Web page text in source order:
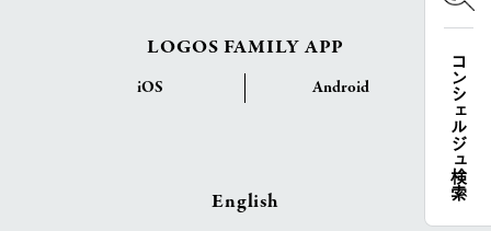
コンシェルジュ検索
LOGOS FAMILY APP
iOS Android
English